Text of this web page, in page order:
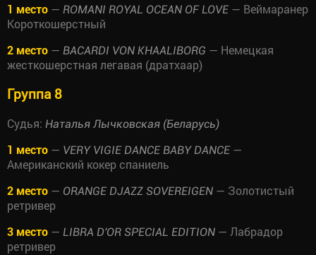
1 место — ROMANI ROYAL OCEAN OF LOVE — Веймаранер
Короткошерстный
2 место — BACARDI VON KHAALIBORG — Немецкая
жесткошерстная легавая (дратхаар)
Группа 8
Судья: Наталья Лычковская (Беларусь)
1 место — VERY VIGIE DANCE BABY DANCE —
Американский кокер спаниель
2 место — ORANGE DJAZZ SOVEREIGEN — Золотистый
ретривер
3 место — LIBRA D'OR SPECIAL EDITION — Лабрадор
ретривер